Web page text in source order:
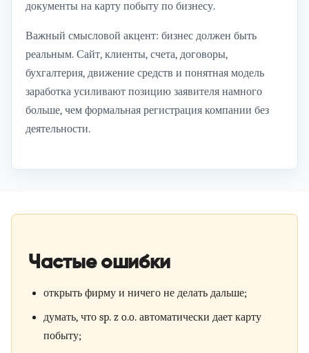
документы на карту побыту по бизнесу.
Важный смысловой акцент: бизнес должен быть
реальным. Сайт, клиенты, счета, договоры,
бухгалтерия, движение средств и понятная модель
заработка усиливают позицию заявителя намного
больше, чем формальная регистрация компании без
деятельности.
Частые ошибки
открыть фирму и ничего не делать дальше;
думать, что sp. z o.o. автоматически дает карту
побыту;